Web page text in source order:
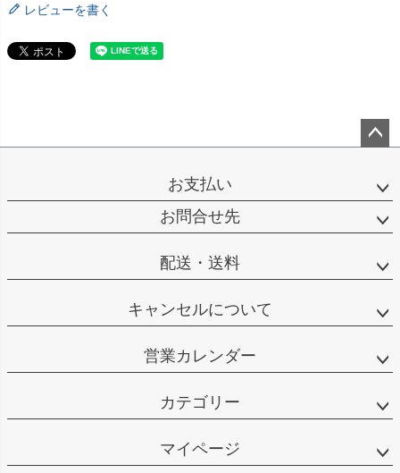
レビューを書く
ップ
お支払い
お問合せ先
配送・送料
キャンセルについて
営業カレンダー
カテゴリー
マイページ